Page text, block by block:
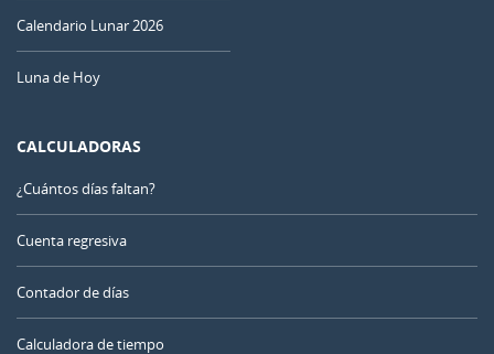
Calendario Lunar 2026
Luna de Hoy
CALCULADORAS
¿Cuántos días faltan?
Cuenta regresiva
Contador de días
Calculadora de tiempo